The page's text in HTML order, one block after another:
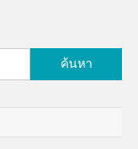
สำหรับ: